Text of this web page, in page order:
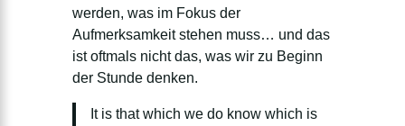
werden, was im Fokus der
Aufmerksamkeit stehen muss… und das
ist oftmals nicht das, was wir zu Beginn
der Stunde denken.
It is that which we do know which is